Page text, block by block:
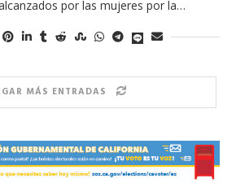
por las mujeres por la…
MÁS ENTRADAS